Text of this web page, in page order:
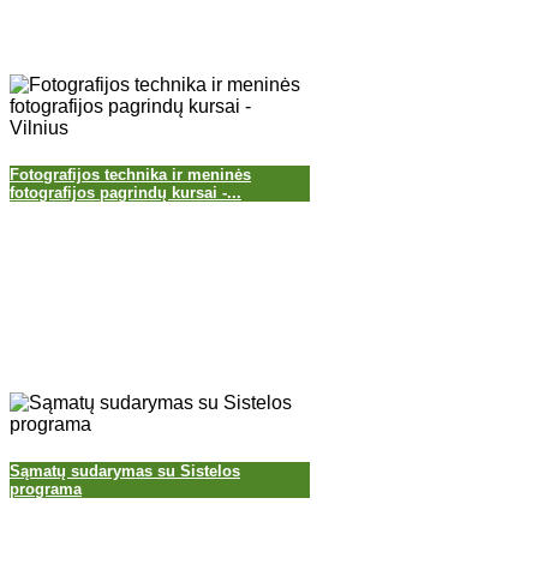
Fotografijos technika ir meninės
fotografijos pagrindų kursai -...
Sąmatų sudarymas su Sistelos
programa